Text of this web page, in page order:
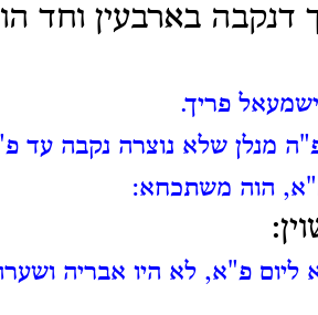
דנקבה בארבעין וחד
פריך.
מנלן שלא נוצרה נקבה עד
הוה משתכחא:
פ"א, לא היו אבריה